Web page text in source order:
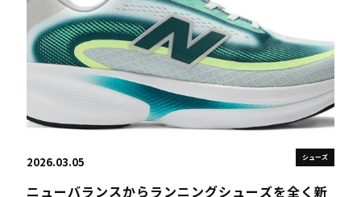
シューズ
2026.03.05
ニューバランスからランニングシューズを全く新